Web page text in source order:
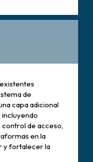
de
capa adicional
de acceso,
en la
y fortalecer la